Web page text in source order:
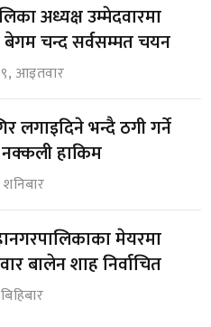
अध्यक्ष उम्मेदवारमा
चन्द सर्वसम्मत चयन
आइतवार
लगाइदिने भन्दै ठगी गर्ने
हाकिम
मेयरमा
बालेन शाह निर्वाचित